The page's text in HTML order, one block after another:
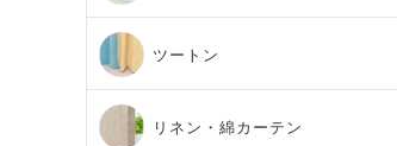
ツートン
リネン・綿カーテン